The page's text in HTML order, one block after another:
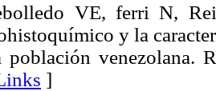
VE, ferri N,
y la
población venezolana.
]